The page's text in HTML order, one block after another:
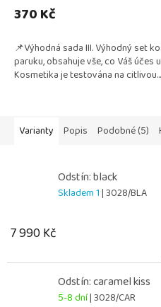
produktu
je
z
5
hvězdiček.
370 Kč
📌Výhodná sada III. Výhodný set
paruku, obsahuje vše, co Váš
Kosmetika je testována na citlivou...
Varianty Popis Podobné (5)
Odstín: black
Skladem 1| 3028/BLA
7 990 Kč
Odstín: caramel kiss
5-8 dní| 3028/CAR